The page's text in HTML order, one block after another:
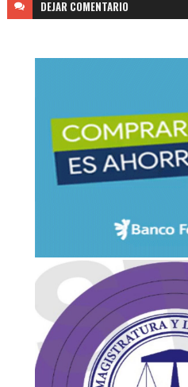
DEJAR COMENTARIO